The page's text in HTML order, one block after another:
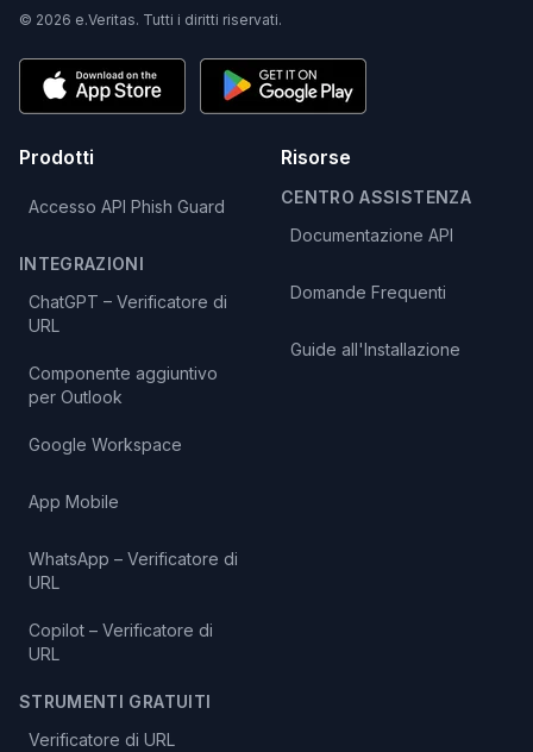
© 2026 e.Veritas. Tutti i diritti riservati.
Prodotti
Accesso API Phish Guard
INTEGRAZIONI
ChatGPT – Verificatore di
URL
Componente aggiuntivo
per Outlook
Google Workspace
App Mobile
WhatsApp – Verificatore di
URL
Copilot – Verificatore di
URL
STRUMENTI GRATUITI
Verificatore di URL
Risorse
CENTRO ASSISTENZA
Documentazione API
Domande Frequenti
Guide all'Installazione